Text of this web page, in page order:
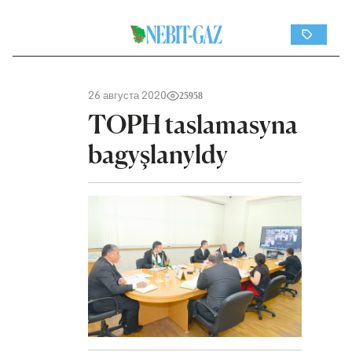
26 августа 2020 25958
TOPH taslamasyna
bagyşlanyldy